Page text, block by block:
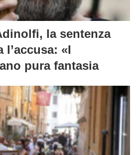
la sentenza
l’accusa: «I
pura fantasia